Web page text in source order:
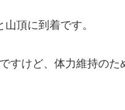
頂に到着です。
すけど、体力維持のた